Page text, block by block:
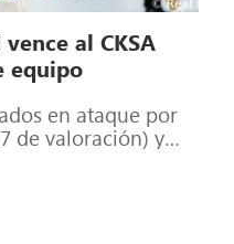
al CKSA
equipo
en ataque por
de valoración) y